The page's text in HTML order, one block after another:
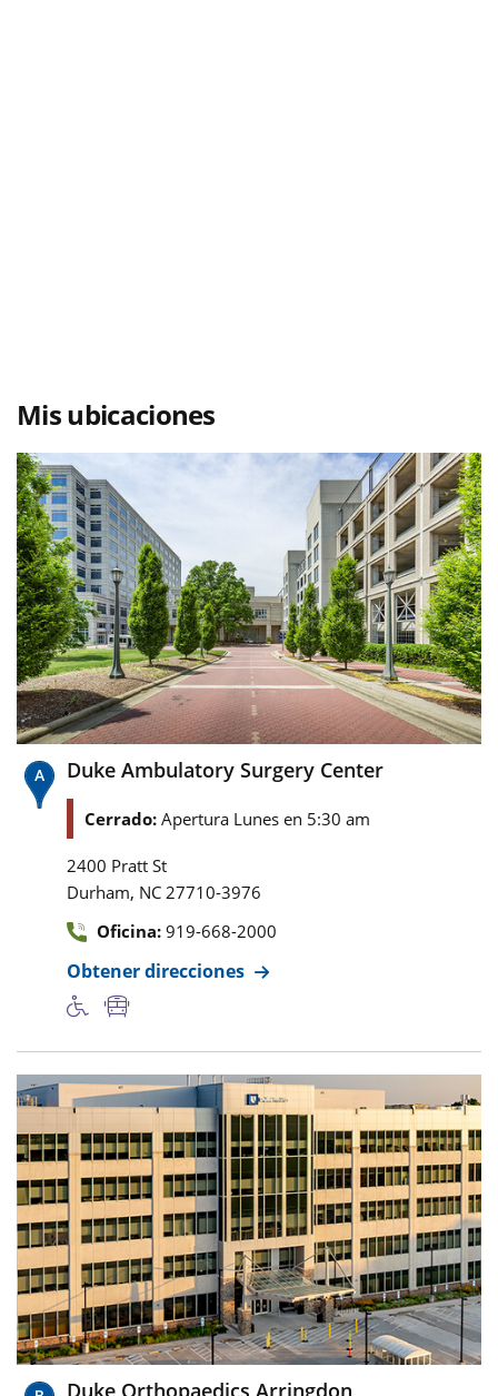
Mis ubicaciones
Duke Ambulatory Surgery Center
Cerrado: Apertura Lunes en 5:30 am
2400 Pratt St
Durham, NC 27710-3976
Oficina: 919-668-2000
Obtener direcciones
Duke Orthopaedics Arringdon